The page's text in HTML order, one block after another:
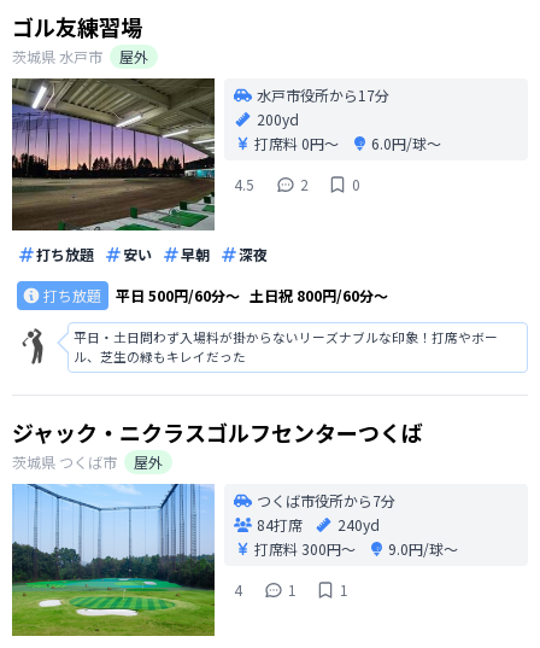
ゴル友練習場
茨城県水戸市
屋外
水戸市役所から17分
200yd
打席料0円〜
6.0円/球〜
4.5
2 0
打ち放題 安い 早朝
深夜
打ち放題
平日 500円/60分〜 土日祝 800円/60分〜
平日・土日問わず入場料が掛からないリーズナブルな印象！打席やボー
ル、芝生の緑もキレイだった
ジャック・ニクラスゴルフセンターつくば
茨城県 つくば市
屋外
つくば市役所から7分
84打席
240yd
打席料300円〜
9.0円/球〜
4
1 1